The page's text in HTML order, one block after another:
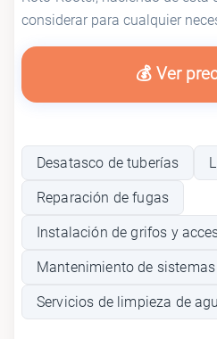
considerar para cualquier
💰 Ver
Desatasco de tuberías
Reparación de fugas
Instalación de grifos y
Mantenimiento de
Servicios de limpieza de